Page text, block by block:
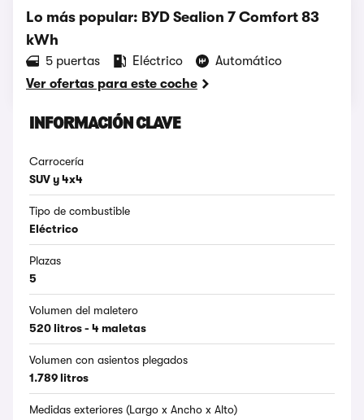
Lo más popular: BYD Sealion 7 Comfort 83
kWh
5 puertas Eléctrico
Automático
Ver ofertas para este coche
INFORMACIÓN CLAVE
Carrocería
SUV y 4x4
Tipo de combustible
Eléctrico
Plazas
5
Volumen del maletero
520 litros - 4 maletas
Volumen con asientos plegados
1.789 litros
Medidas exteriores (Largo x Ancho x Alto)